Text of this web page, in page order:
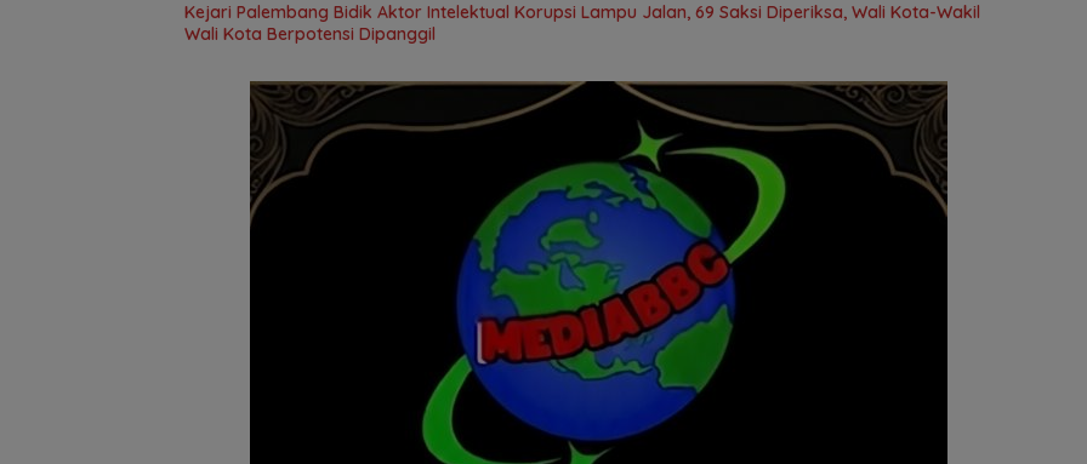
Kejari Palembang Bidik Aktor Intelektual Korupsi Lampu Jalan, 69 Saksi Diperiksa, Wali Kota-Wakil
Wali Kota Berpotensi Dipanggil